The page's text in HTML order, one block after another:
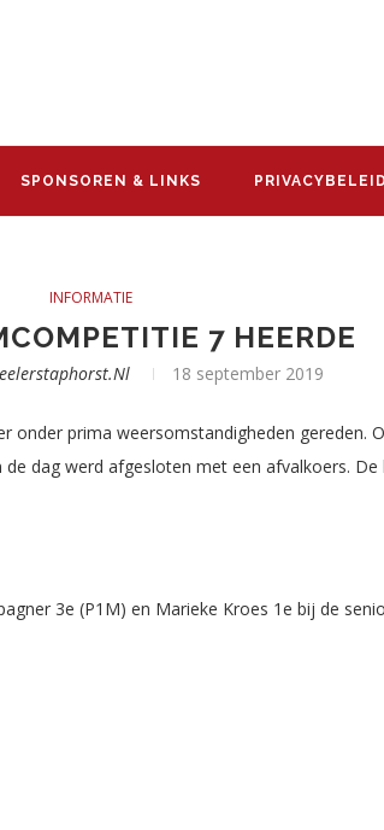
SPONSOREN & LINKS PRIVACYBELEID
INFORMATIE
7 HEERDE
18 september 2019
prima weersomstandigheden gereden.
dag werd afgesloten met een afvalkoers.
3e (P1M) en Marieke Kroes 1e bij de